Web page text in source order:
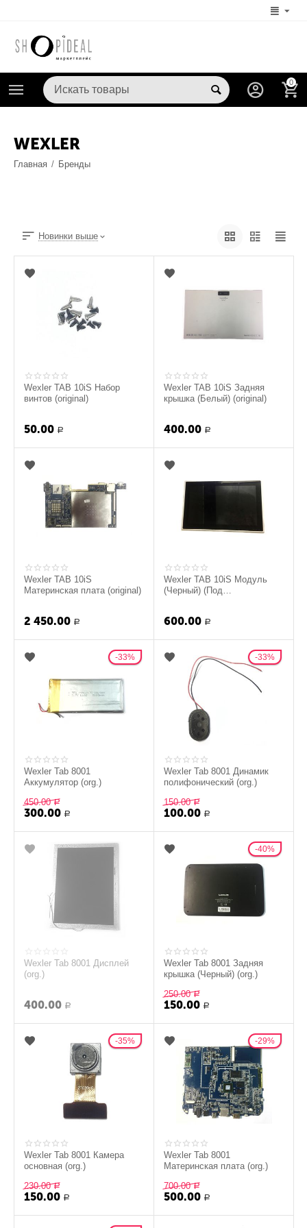
0
WEXLER
Главная / Бренды
Новинки выше
Wexler TAB 10iS Набор
винтов (original)
50.00 Р
Wexler TAB 10iS Задняя
крышка (Белый) (original)
400.00 Р
Wexler TAB 10iS
Материнская плата (original)
2 450.00 Р
Wexler TAB 10iS Модуль
(Черный) (Под
600.00 Р
33%
Wexler Tab 8001
Аккумулятор (org.)
450.00 Р
300.00 Р
33%
Wexler Tab 8001 Динамик
полифонический (org.)
150.00 Р
100.00 Р
Wexler Tab 8001 Дисплей
(org.)
400.00 Р
40%
Wexler Tab 8001 Задняя
крышка (Черный) (org.)
250.00 Р
150.00 Р
35%
Wexler Tab 8001 Камера
основная (org.)
230.00 Р
150.00 Р
29%
Wexler Tab 8001
Материнская плата (org.)
700.00 Р
500.00 Р